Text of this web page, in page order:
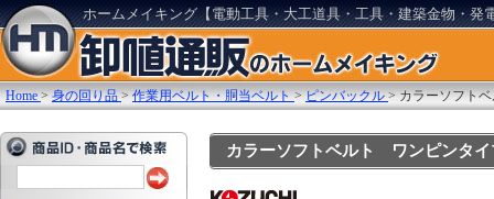
ホームメイキング【電動工具・大工道具・工具・建築金物・発
Home >身の回り品 >作業用ベルト・胴当ベルト >ピンバックル >カラーソフト
カラーソフトベルト ワンピンタ